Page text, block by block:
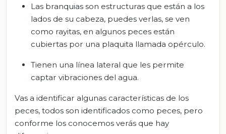
Las branquias son estructuras que están a los
lados de su cabeza, puedes verlas, se ven
como rayitas, en algunos peces están
cubiertas por una plaquita llamada opérculo.
Tienen una línea lateral que les permite
captar vibraciones del agua.
Vas a identificar algunas características de los
peces, todos son identificados como peces, pero
conforme los conocemos verás que hay